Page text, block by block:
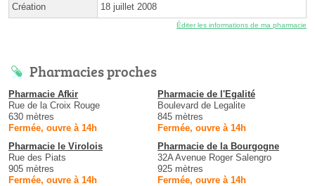
Création 18 juillet 2008
Éditer les informations de ma pharmacie
Pharmacies proches
Pharmacie Afkir
Rue de la Croix Rouge
630 mètres
Fermée, ouvre à 14h
Pharmacie de l'Egalité
Boulevard de Legalite
845 mètres
Fermée, ouvre à 14h
Pharmacie le Virolois
Rue des Piats
905 mètres
Fermée, ouvre à 14h
Pharmacie de la Bourgogne
32A Avenue Roger Salengro
925 mètres
Fermée, ouvre à 14h